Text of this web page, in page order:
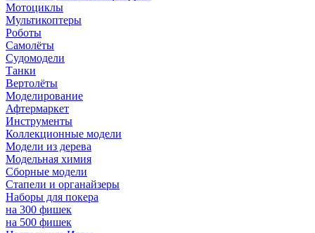
Мотоциклы
Мультикоптеры
Роботы
Самолёты
Судомодели
Танки
Вертолёты
Моделирование
Афтермаркет
Инструменты
Коллекционные модели
Модели из дерева
Модельная химия
Сборные модели
Стапели и органайзеры
Наборы для покера
на 300 фишек
на 500 фишек